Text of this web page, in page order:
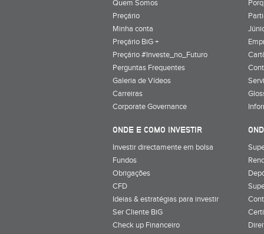
Quem Somos
Preçário
Minha conta
Preçário BiG +
Preçário #Investe_no_Futuro
Perguntas Frequentes
Galeria de Vídeos
Carreiras
Corporate Governance
ONDE E COMO INVESTIR
Investir directamente em bolsa
Fundos
Obrigações
CFD
Ideias & estratégias para investir
Ser Cliente BiG
Check up Financeiro